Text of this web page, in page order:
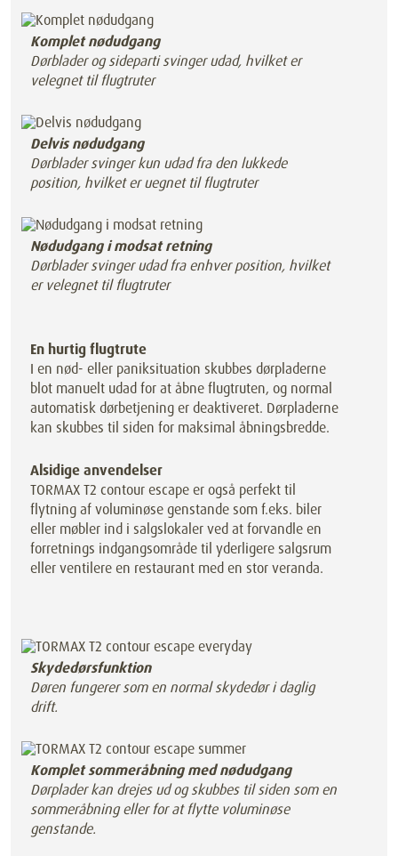
Komplet nødudgang
Dørblader og sideparti svinger udad, hvilket er
velegnet til flugtruter
Delvis nødudgang
Dørblader svinger kun udad fra den lukkede
position, hvilket er uegnet til flugtruter
Nødudgang i modsat retning
Dørblader svinger udad fra enhver position, hvilket
er velegnet til flugtruter
En hurtig flugtrute
I en nød- eller paniksituation skubbes dørpladerne
blot manuelt udad for at åbne flugtruten, og normal
automatisk dørbetjening er deaktiveret. Dørpladerne
kan skubbes til siden for maksimal åbningsbredde.
Alsidige anvendelser
TORMAX T2 contour escape er også perfekt til
flytning af voluminøse genstande som f.eks. biler
eller møbler ind i salgslokaler ved at forvandle en
forretnings indgangsområde til yderligere salgsrum
eller ventilere en restaurant med en stor veranda.
Skydedørsfunktion
Døren fungerer som en normal skydedør i daglig
drift.
Komplet sommeråbning med nødudgang
Dørplader kan drejes ud og skubbes til siden som en
sommeråbning eller for at flytte voluminøse
genstande.